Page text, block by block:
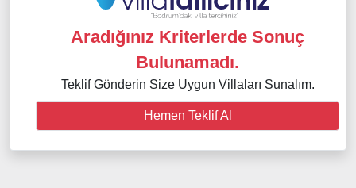
Aradığınız Kriterlerde Sonuç
Bulunamadı.
Teklif Gönderin Size Uygun Villaları Sunalım.
Hemen Teklif Al